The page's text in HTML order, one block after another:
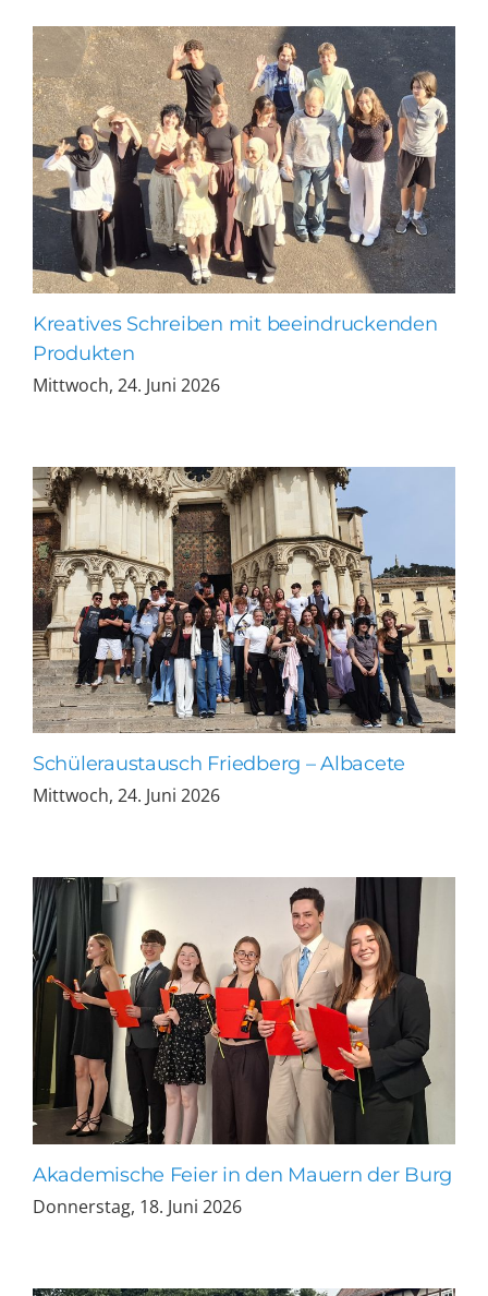
Kreatives Schreiben mit beeindruckenden
Produkten
Mittwoch, 24. Juni 2026
Schüleraustausch Friedberg – Albacete
Mittwoch, 24. Juni 2026
Akademische Feier in den Mauern der Burg
Donnerstag, 18. Juni 2026